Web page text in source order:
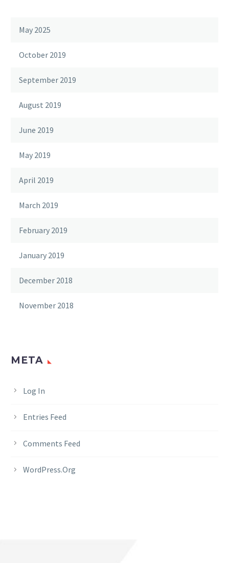
May 2025
October 2019
September 2019
August 2019
June 2019
May 2019
April 2019
March 2019
February 2019
January 2019
December 2018
November 2018
META
Log In
Entries Feed
Comments Feed
WordPress.org